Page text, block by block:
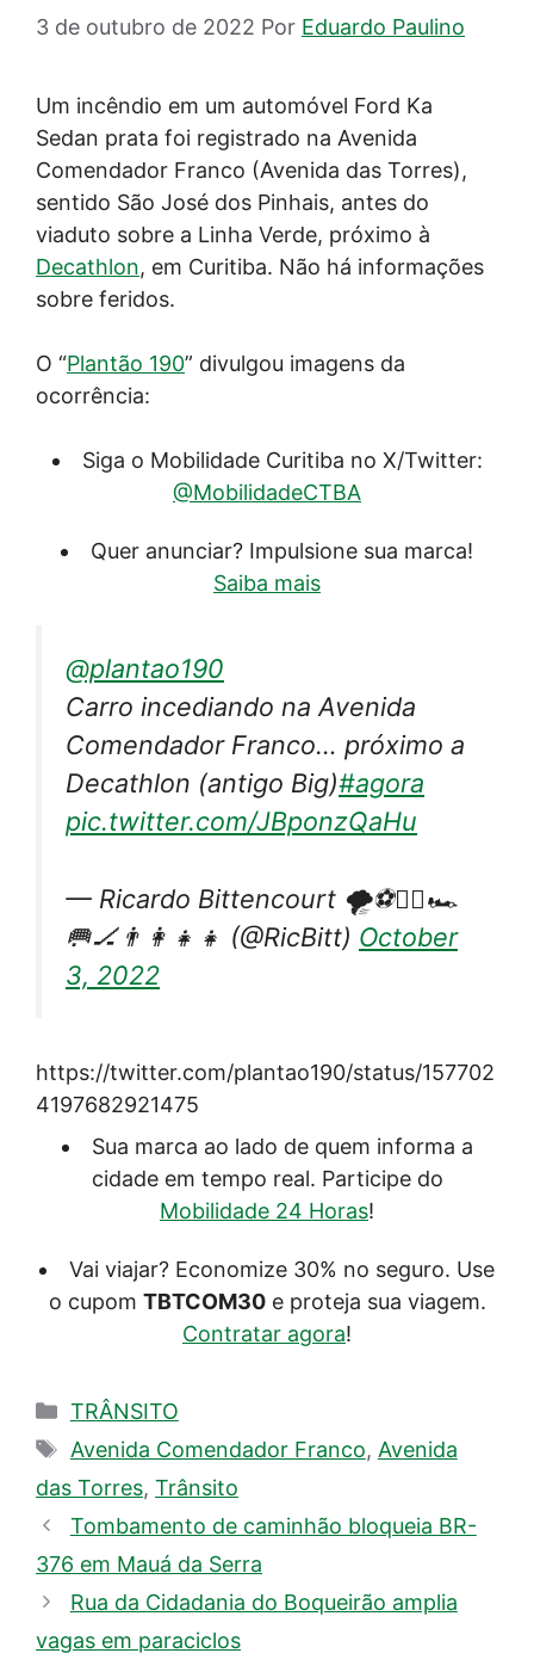
3 de outubro de 2022 Por Eduardo Paulino
Um incêndio em um automóvel Ford Ka
Sedan prata foi registrado na Avenida
Comendador Franco (Avenida das Torres),
sentido São José dos Pinhais, antes do
viaduto sobre a Linha Verde, próximo à
Decathlon, em Curitiba. Não há informações
sobre feridos.
O “Plantão 190” divulgou imagens da
ocorrência:
Siga o Mobilidade Curitiba no X/Twitter:
@MobilidadeCTBA
Quer anunciar? Impulsione sua marca!
Saiba mais
@plantao190
Carro incediando na Avenida
Comendador Franco… próximo a
Decathlon (antigo Big)#agora
pic.twitter.com/JBponzQaHu
— Ricardo Bittencourt 🌪⚽️🏊‍♂️🏎
🥅🏒👨‍👩‍👧‍👧 (@RicBitt) October
3, 2022
https://twitter.com/plantao190/status/157702
4197682921475
Sua marca ao lado de quem informa a
cidade em tempo real. Participe do
Mobilidade 24 Horas!
Vai viajar? Economize 30% no seguro. Use
o cupom TBTCOM30e proteja sua viagem.
Contratar agora!
Categorias
TRÂNSITO
Tags
Avenida Comendador Franco, Avenida
das Torres, Trânsito
Tombamento de caminhão bloqueia BR-
376 em Mauá da Serra
Rua da Cidadania do Boqueirão amplia
vagas em paraciclos